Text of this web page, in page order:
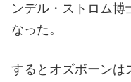
ンデル・ストロム博
なった。
するとオズボーンは